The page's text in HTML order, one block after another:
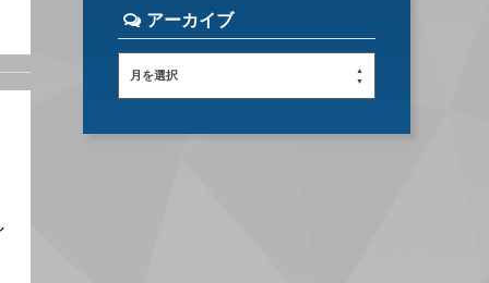
アーカイブ
月を選択